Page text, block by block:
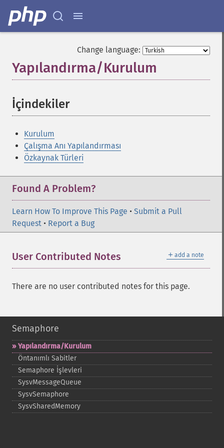
Change language:
Yapılandırma/Kurulum
İçindekiler¶
Kurulum
Çalışma Anı Yapılandırması
Özkaynak Türleri
Found A Problem?
Learn How To Improve This Page • Submit a Pull
Request • Report a Bug
＋ add a note
User Contributed Notes
There are no user contributed notes for this page.
Semaphore
Yapılandırma/Kurulum
Öntanımlı Sabitler
Semaphore İşlevleri
SysvMessageQueue
SysvSemaphore
SysvSharedMemory